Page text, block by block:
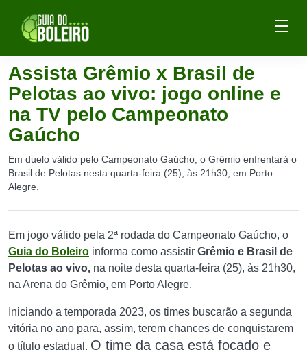
Assista Grêmio x Brasil de
Pelotas ao vivo: jogo online e
na TV pelo Campeonato
Gaúcho
Em duelo válido pelo Campeonato Gaúcho, o Grêmio enfrentará o
Brasil de Pelotas nesta quarta-feira (25), às 21h30, em Porto
Alegre.
Em jogo válido pela 2ª rodada do Campeonato Gaúcho, o
Guia do Boleiro informa como assistir Grêmio e Brasil de
Pelotas ao vivo, na noite desta quarta-feira (25), às 21h30,
na Arena do Grêmio, em Porto Alegre.
Iniciando a temporada 2023, os times buscarão a segunda
vitória no ano para, assim, terem chances de conquistarem
o título estadual. O time da casa está focado e